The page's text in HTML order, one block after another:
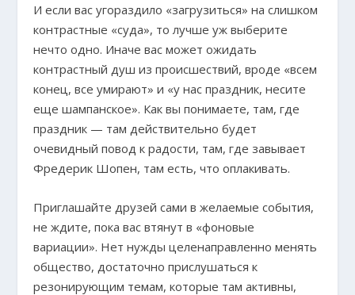
И если вас угораздило «загрузиться» на слишком
контрастные «суда», то лучше уж выберите
нечто одно. Иначе вас может ожидать
контрастный душ из происшествий, вроде «всем
конец, все умирают» и «у нас праздник, несите
еще шампанское». Как вы понимаете, там, где
праздник — там действительно будет
очевидный повод к радости, там, где завывает
Фредерик Шопен, там есть, что оплакивать.
Приглашайте друзей сами в желаемые события,
не ждите, пока вас втянут в «фоновые
вариации». Нет нужды целенаправленно менять
общество, достаточно прислушаться к
резонирующим темам, которые там активны,